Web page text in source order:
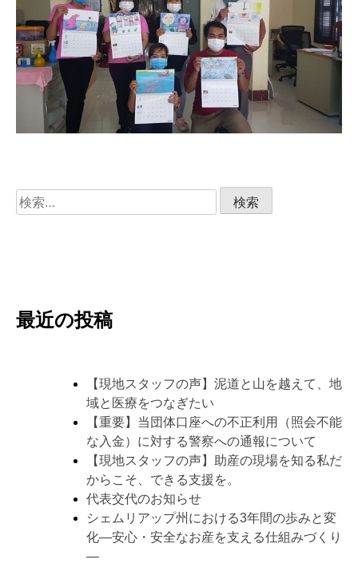
検
索:
最近の投稿
【現地スタッフの声】泥道と山を越えて、地
域と医療をつなぎたい
【重要】当団体口座への不正利用（照会不能
な入金）に対する警察への通報について
【現地スタッフの声】助産の現場を知る私だ
からこそ、できる支援を。
代表交代のお知らせ
シェムリアップ州における3年間の歩みと変
化―安心・安全なお産を支える仕組みづくり
―